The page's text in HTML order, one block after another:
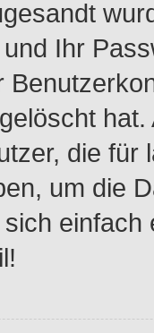
Ihr
die für
um die